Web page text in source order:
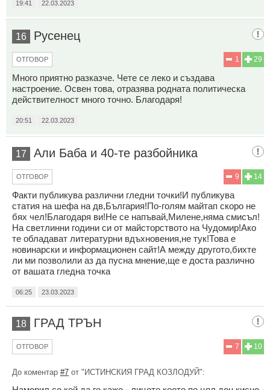
19:41 22.03.2023
16 Русенец
29
1
ОТГОВОР
Много приятно разказче. Чете се леко и създава
настроение. Освен това, отразява родната политическа
действителност много точно. Благодаря!
20:51 22.03.2023
17 Али Баба и 40-те разбойника
14
9
ОТГОВОР
Факти публикува различни гледни точки!И публикува
статия на шефа на дв,България!По-голям майтап скоро не
бях чел!Благодаря ви!Не се напъвай,Милене,няма смисъл!
На светлинни години си от майсторството на Чудомир!Ако
те обладават литературни вдъхновения,не тук!Това е
новинарски и информационен сайт!А между другото,бихте
ли ми позволили аз да пусна мнение,ще е доста различно
от вашата гледна точка
06:25 23.03.2023
18 ГРАД ТРЪН
10
7
ОТГОВОР
До коментар #7 от "ИСТИНСКИЯ ГРАД КОЗЛОДУЙ":